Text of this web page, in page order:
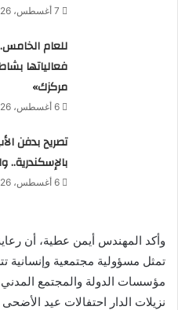
7 أغسطس، 2026
للعام
فعالياتها
مركزك»
6 أغسطس، 2026
تصريح بدفن
بالإسكندرية..
6 أغسطس، 2026
وأكد المهندس أيمن عطية، أن
تمثل مسؤولية مجتمعية وإنسانية
مؤسسات الدولة والمجتمع
نزيلات الدار احتفالات عيد